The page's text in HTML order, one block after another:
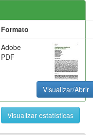
Formato
Adobe
PDF
Visualizar/Abrir
Visualizar estatísticas